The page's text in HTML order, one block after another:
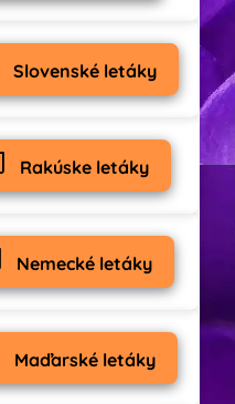
Slovenské letáky
Rakúske letáky
Nemecké letáky
Maďarské letáky